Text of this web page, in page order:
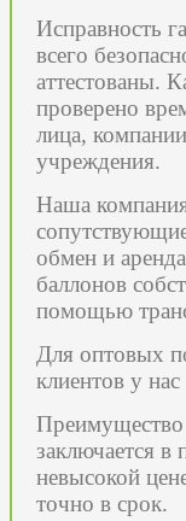
Исправность
всего
аттестованы.
проверено
лица,
учреждения.
Наша компания
обмен и
баллонов
помощью
Для оптовых
клиентов у
Преимущество
заключается
невысокой
точно в срок.